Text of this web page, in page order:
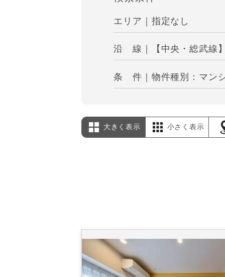
エリア｜指定なし
沿 線｜【中央・総武線
条 件｜物件種別：マン
大きく表示 小さく表示